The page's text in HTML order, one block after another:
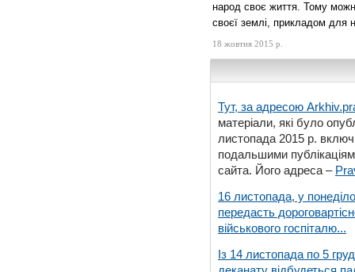
народ своє життя. Тому
своєї землі, прикладом для
18 жовтня 2015 р.
Тут, за адресою
матеріали, які було
листопада 2015 р.
подальшими
сайта. Його адреса –
16 листопада, у
передасть
військового госпіталю...
Із 14 листопада по 5